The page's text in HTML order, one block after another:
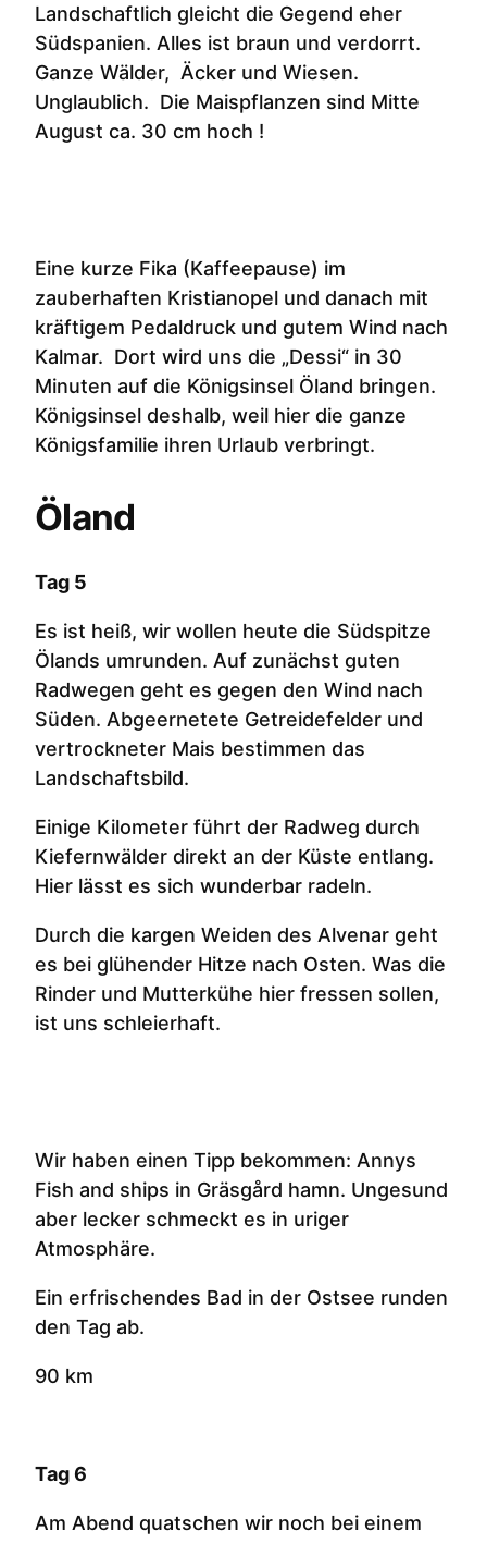
Landschaftlich gleicht die Gegend eher
Südspanien. Alles ist braun und verdorrt.
Ganze Wälder, Äcker und Wiesen.
Unglaublich. Die Maispflanzen sind Mitte
August ca. 30 cm hoch !
Eine kurze Fika (Kaffeepause) im
zauberhaften Kristianopel und danach mit
kräftigem Pedaldruck und gutem Wind nach
Kalmar. Dort wird uns die „Dessi“ in 30
Minuten auf die Königsinsel Öland bringen.
Königsinsel deshalb, weil hier die ganze
Königsfamilie ihren Urlaub verbringt.
Öland
Tag 5
Es ist heiß, wir wollen heute die Südspitze
Ölands umrunden. Auf zunächst guten
Radwegen geht es gegen den Wind nach
Süden. Abgeernetete Getreidefelder und
vertrockneter Mais bestimmen das
Landschaftsbild.
Einige Kilometer führt der Radweg durch
Kiefernwälder direkt an der Küste entlang.
Hier lässt es sich wunderbar radeln.
Durch die kargen Weiden des Alvenar geht
es bei glühender Hitze nach Osten. Was die
Rinder und Mutterkühe hier fressen sollen,
ist uns schleierhaft.
Wir haben einen Tipp bekommen: Annys
Fish and ships in Gräsgård hamn. Ungesund
aber lecker schmeckt es in uriger
Atmosphäre.
Ein erfrischendes Bad in der Ostsee runden
den Tag ab.
90 km
Tag 6
Am Abend quatschen wir noch bei einem